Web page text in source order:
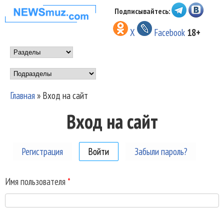
Перейти к основному
содержанию
НОВОСТИ
МУЗЫКИ И
ШОУ БИЗНЕСА
NEWSMUZ.COM
Подписывайтесь:
X Facebook 18+
Main menu
Подразделы
Вы здесь
Главная» Вход на сайт
Вход на сайт
Регистрация Войти (активная вкладка)
Забыли пароль?
Имя пользователя *